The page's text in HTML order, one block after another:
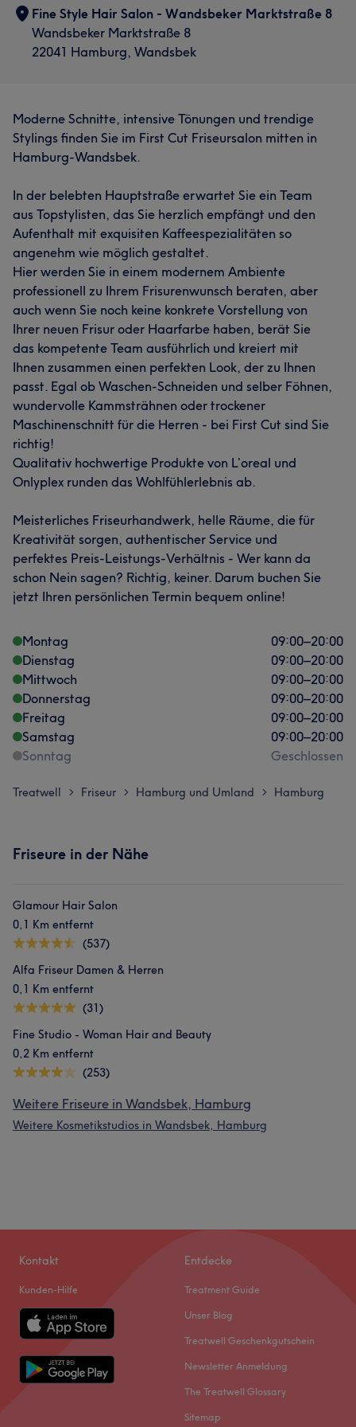
Was unsere Kunden über Süri sagen
Professionell 8
Kompetent 5
Fine Style Hair Salon - Wandsbeker Marktstraße 8
Wandsbeker Marktstraße 8
22041 Hamburg, Wandsbek
Moderne Schnitte, intensive Tönungen und trendige
Stylings finden Sie im First Cut Friseursalon mitten in
Hamburg-Wandsbek.
In der belebten Hauptstraße erwartet Sie ein Team
aus Topstylisten, das Sie herzlich empfängt und den
Aufenthalt mit exquisiten Kaffeespezialitäten so
angenehm wie möglich gestaltet.
Hier werden Sie in einem modernem Ambiente
professionell zu Ihrem Frisurenwunsch beraten, aber
auch wenn Sie noch keine konkrete Vorstellung von
Ihrer neuen Frisur oder Haarfarbe haben, berät Sie
das kompetente Team ausführlich und kreiert mit
Ihnen zusammen einen perfekten Look, der zu Ihnen
passt. Egal ob Waschen-Schneiden und selber Föhnen,
wundervolle Kammsträhnen oder trockener
Maschinenschnitt für die Herren - bei First Cut sind Sie
richtig!
Qualitativ hochwertige Produkte von L’oreal und
Onlyplex runden das Wohlfühlerlebnis ab.
Meisterliches Friseurhandwerk, helle Räume, die für
Kreativität sorgen, authentischer Service und
perfektes Preis-Leistungs-Verhältnis - Wer kann da
schon Nein sagen? Richtig, keiner. Darum buchen Sie
jetzt Ihren persönlichen Termin bequem online!
Montag 09:00–20:00
Dienstag
09:00–20:00
Mittwoch
09:00–20:00
Donnerstag
09:00–20:00
Freitag
09:00–20:00
Samstag
09:00–20:00
Sonntag
Geschlossen
Treatwell > Friseur > Hamburg und Umland > Hamburg
Friseure in der Nähe
Glamour Hair Salon
0,1 Km entfernt
(537)
Alfa Friseur Damen & Herren
0,1 Km entfernt
(31)
Fine Studio - Woman Hair and Beauty
0,2 Km entfernt
(253)
Weitere Friseure in Wandsbek, Hamburg
Weitere Kosmetikstudios in Wandsbek, Hamburg
Kontakt
Kunden-Hilfe
Entdecke
Treatment Guide
Unser Blog
Treatwell Geschenkgutschein
Newsletter Anmeldung
The Treatwell Glossary
Sitemap